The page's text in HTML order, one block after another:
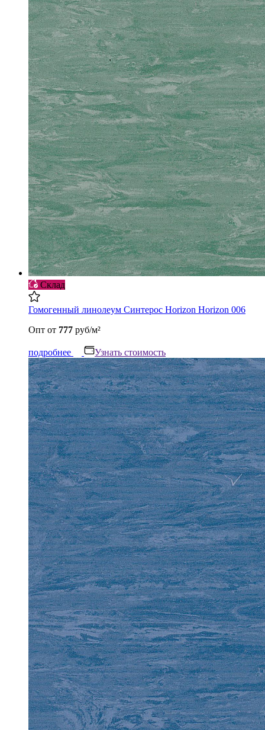
Склад
Гомогенный линолеум Синтерос Horizon Horizon 006
Опт от 777 руб/м²
подробнее Узнать стоимость